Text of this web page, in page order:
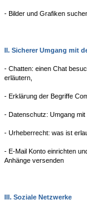
- Bilder und Grafiken
II. Sicherer Umgang mit
- Chatten: einen Chat
erläutern,
- Erklärung der Begriffe
- Datenschutz: Umgang
- Urheberrecht: was ist
- E-Mail Konto einrichten
Anhänge versenden
III. Soziale Netzwerke